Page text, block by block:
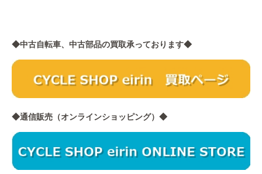
◆中古自転車、中古部品の買取承っております◆
◆通信販売（オンラインショッピング）◆